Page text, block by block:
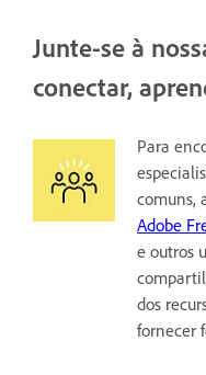
Junte-se à
conectar,
Para
comuns,
Adobe
e outros
dos
fornecer